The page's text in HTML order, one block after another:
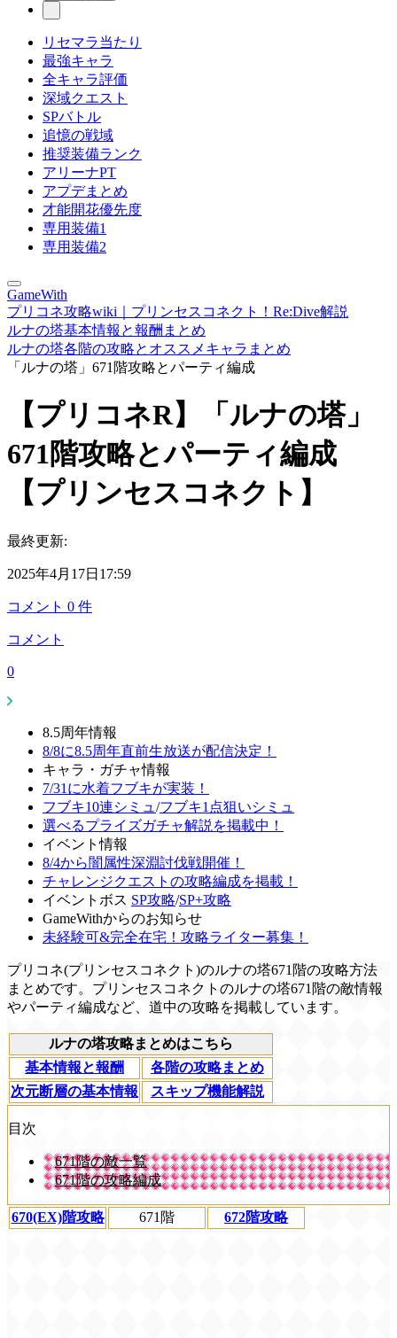
リセマラ当たり
最強キャラ
全キャラ評価
深域クエスト
SPバトル
追憶の戦域
推奨装備ランク
アリーナPT
アプデまとめ
才能開花優先度
専用装備1
専用装備2
GameWith
プリコネ攻略wiki｜プリンセスコネクト！Re:Dive解説
ルナの塔基本情報と報酬まとめ
ルナの塔各階の攻略とオススメキャラまとめ
「ルナの塔」671階攻略とパーティ編成
【プリコネR】「ルナの塔」
671階攻略とパーティ編成
【プリンセスコネクト】
最終更新:
2025年4月17日17:59
コメント 0 件
コメント
0
8.5周年情報
8/8に8.5周年直前生放送が配信決定！
キャラ・ガチャ情報
7/31に水着フブキが実装！
フブキ10連シミュ /フブキ1点狙いシミュ
選べるプライズガチャ解説を掲載中！
イベント情報
8/4から闇属性深淵討伐戦開催！
チャレンジクエストの攻略編成を掲載！
イベントボス SP攻略/SP+攻略
GameWithからのお知らせ
未経験可&完全在宅！攻略ライター募集！
プリコネ(プリンセスコネクト)のルナの塔671階の攻略方法
まとめです。プリンセスコネクトのルナの塔671階の敵情報
やパーティ編成など、道中の攻略を掲載しています。
ルナの塔攻略まとめはこちら
基本情報と報酬
各階の攻略まとめ
次元断層の基本情報
スキップ機能解説
目次
671階の敵一覧
671階の攻略編成
670(EX)階攻略 671階 672階攻略